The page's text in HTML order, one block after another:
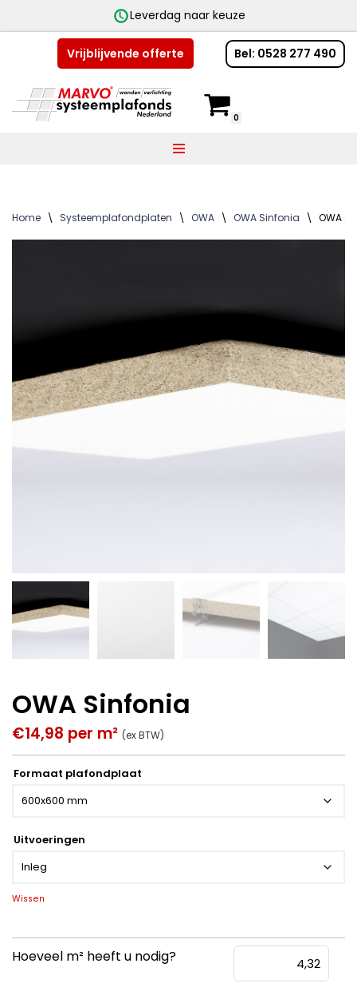
Leverdag naar keuze
naar
Vrijblijvende offerte Bel: 0528 277 490
0
Home \ Systeemplafondplaten \ OWA \ OWA Sinfonia \ OWA
OWA Sinfonia
€14,98 per m² (ex BTW)
Formaat plafondplaat
Uitvoeringen
Wissen
Hoeveel m² heeft u nodig?